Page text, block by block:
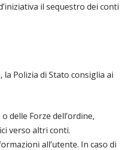
il sequestro dei conti
Polizia di Stato consiglia ai
delle Forze dell’ordine,
verso altri conti.
all’utente. In caso di